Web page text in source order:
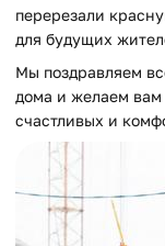
перерезали
для будущих
Мы поздравляем
дома и желаем вам
счастливых и